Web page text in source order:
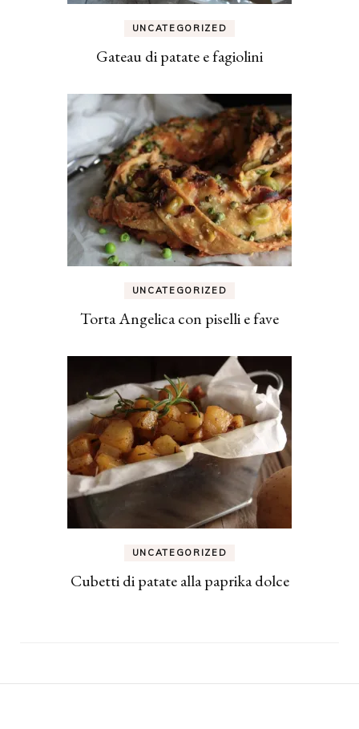
UNCATEGORIZED
Gateau di patate e fagiolini
UNCATEGORIZED
Torta Angelica con piselli e fave
UNCATEGORIZED
Cubetti di patate alla paprika dolce